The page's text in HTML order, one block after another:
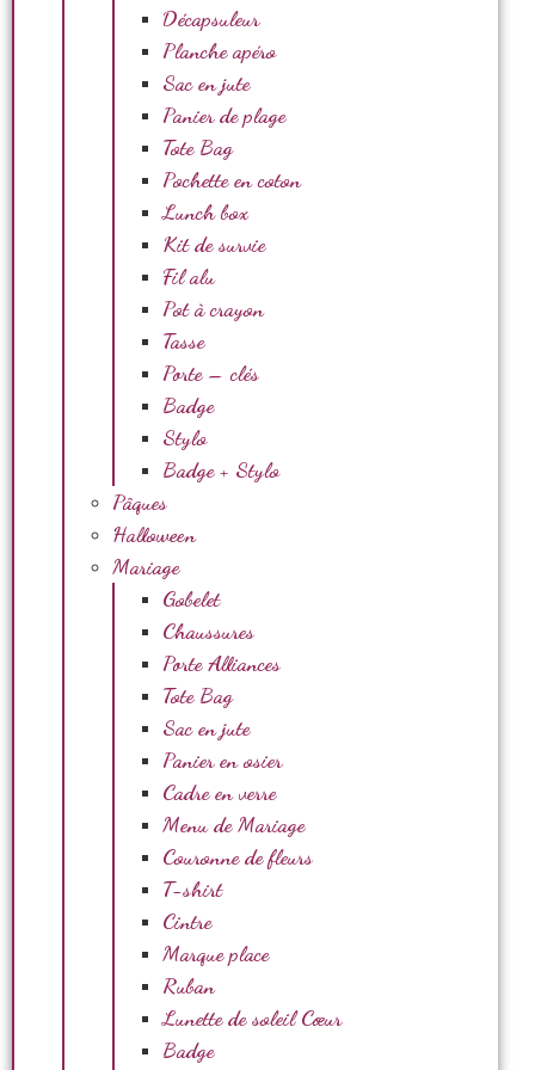
Décapsuleur
Planche apéro
Sac en jute
Panier de plage
Tote Bag
Pochette en coton
Lunch box
Kit de survie
Fil alu
Pot à crayon
Tasse
Porte – clés
Badge
Stylo
Badge + Stylo
Pâques
Halloween
Mariage
Gobelet
Chaussures
Porte Alliances
Tote Bag
Sac en jute
Panier en osier
Cadre en verre
Menu de Mariage
Couronne de fleurs
T-shirt
Cintre
Marque place
Ruban
Lunette de soleil Cœur
Badge